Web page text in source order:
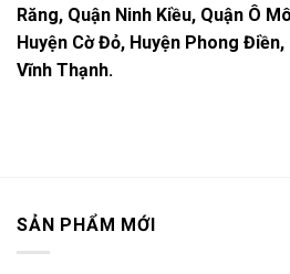
Răng, Quận Ninh Kiều, Quận Ô
Huyện Cờ Đỏ, Huyện Phong
Vĩnh Thạnh.
SẢN PHẨM MỚI